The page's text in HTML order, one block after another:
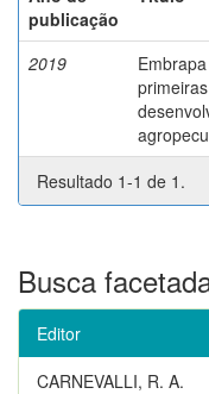
publicação
2019
Resultado 1-1 de 1.
Busca
Editor
CARNEVALLI, R. A.